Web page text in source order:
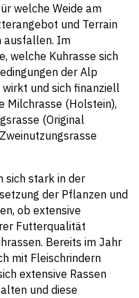
welche Weide am
und Terrain
ausfallen. Im
welche Kuhrasse sich
der Alp
und sich finanziell
Milchrasse (Holstein),
(Original
sich stark in der
der Pflanzen und
ob extensive
Futterqualität
Bereits im Jahr
mit Fleischrindern
extensive Rassen
und diese